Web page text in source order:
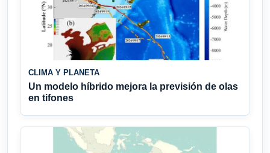
CLIMA Y PLANETA
Un modelo híbrido mejora la previsión de olas
en tifones